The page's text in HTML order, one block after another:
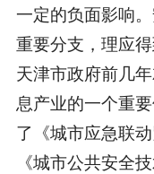
一定的负面影响
重要分支，理应
天津市政府前几
息产业的一个重
了《城市应急联
《城市公共安全